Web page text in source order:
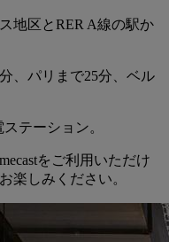
地区とRER A線の駅か
、パリまで25分、ベル
テーション。
をご利用いただけ
楽しみください。